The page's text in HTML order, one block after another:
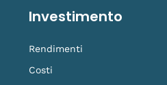
Investimento
Rendimenti
Costi